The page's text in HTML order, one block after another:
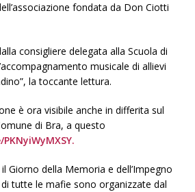
fondata da Don Ciotti
consigliere delegata alla Scuola di
musicale di allievi
la toccante lettura.
è ora visibile anche in differita sul
di Bra, a questo
Giorno della Memoria e dell’Impegno
tutte le mafie sono organizzate dal